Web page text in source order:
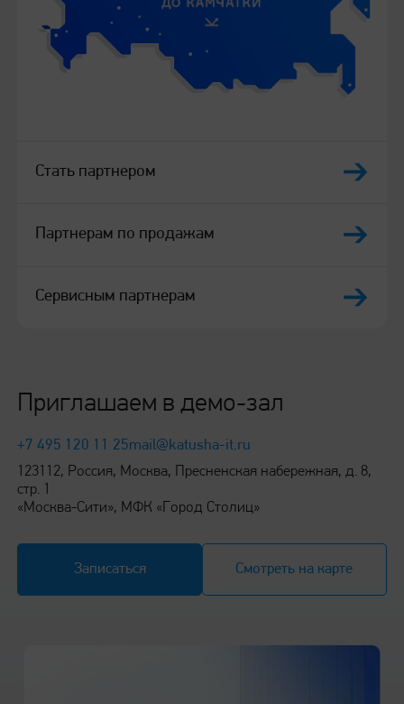
Стать партнером
Партнерам по продажам
Сервисным партнерам
Приглашаем в демо-зал
+7 495 120 11 25mail@katusha-it.ru
123112, Россия, Москва, Пресненская набережная, д. 8,
стр. 1
«Москва-Сити», МФК «Город Столиц»
Записаться Смотреть на карте